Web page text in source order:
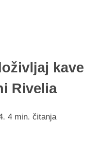
kave
Rivelia
4 min. čitanja